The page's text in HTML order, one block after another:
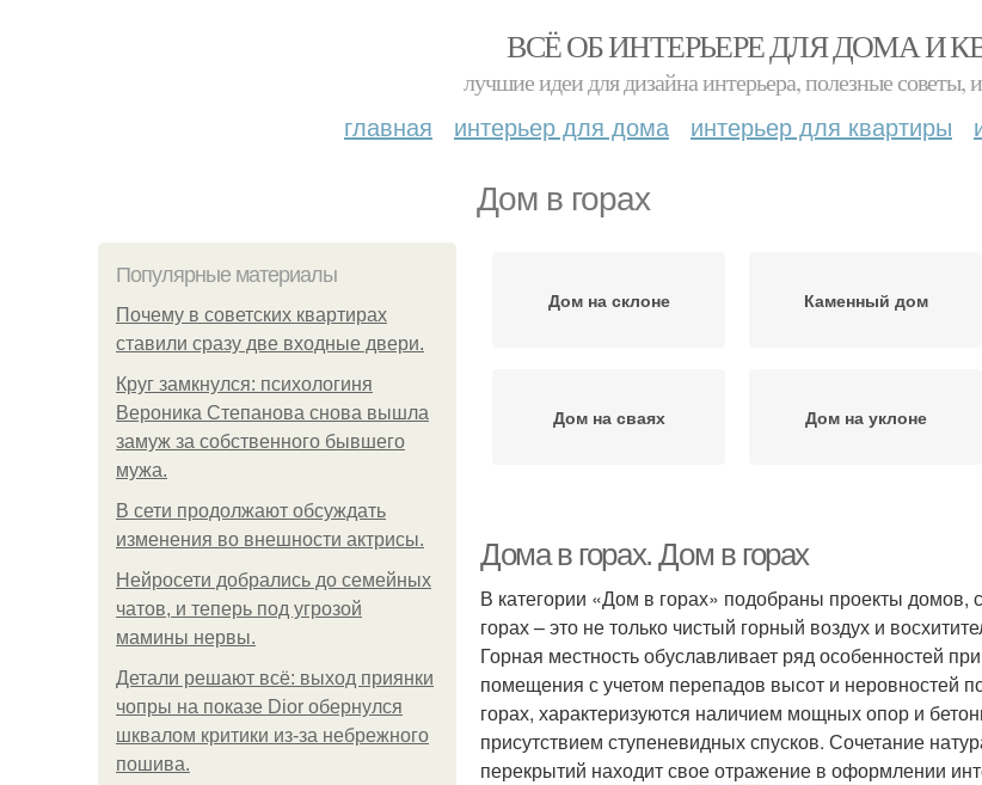
ВСЁ ОБ ИНТЕРЬЕРЕ ДЛЯ ДОМА И
лучшие идеи для дизайна интерьера, полезные советы,
главная интерьер для дома интерьер для квартиры
Дом в горах
Популярные материалы
Почему в советских квартирах
ставили сразу две входные двери.
Круг замкнулся: психологиня
Вероника Степанова снова вышла
замуж за собственного бывшего
мужа.
В сети продолжают обсуждать
изменения во внешности актрисы.
Нейросети добрались до семейных
чатов, и теперь под угрозой
мамины нервы.
Детали решают всё: выход приянки
чопры на показе Dior обернулся
шквалом критики из-за небрежного
пошива.
Дом на склоне Каменный дом
Дом на сваях Дом на уклоне
Дома в горах. Дом в горах
В категории «Дом в горах» подобраны проекты
горах – это не только чистый горный воздух и
Горная местность обуславливает ряд особенностей
помещения с учетом перепадов высот и неровностей
горах, характеризуются наличием мощных опор и
присутствием ступеневидных спусков. Сочетание
перекрытий находит свое отражение в оформлении